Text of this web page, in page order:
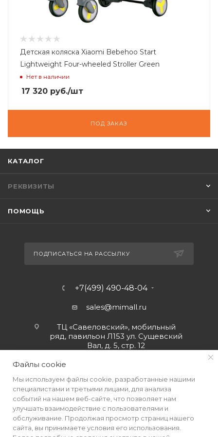
Детская коляска Xiaomi Bebehoo Start
Lightweight Four-wheeled Stroller Green
Нет в наличии
17 320 руб./шт
ПОД ЗАКАЗ
КАТАЛОГ
РЕКВИЗИТЫ
ПОМОЩЬ
ПОДПИСАТЬСЯ НА РАССЫЛКУ
+7(499) 490-48-04
sales@mimall.ru
ТЦ «Савеловский», мобильный
ряд, павильон Л153 ул. Сущевский
Вал, д. 5, стр. 12
Файлы cookie
Мы используем файлы cookie, разработанные нашими
специалистами и третьими лицами, для анализа
событий на нашем веб-сайте, что позволяет нам
улучшать взаимодействие с пользователями и
обслуживание. Продолжая просмотр страниц нашего
сайта, вы принимаете условия его использования.